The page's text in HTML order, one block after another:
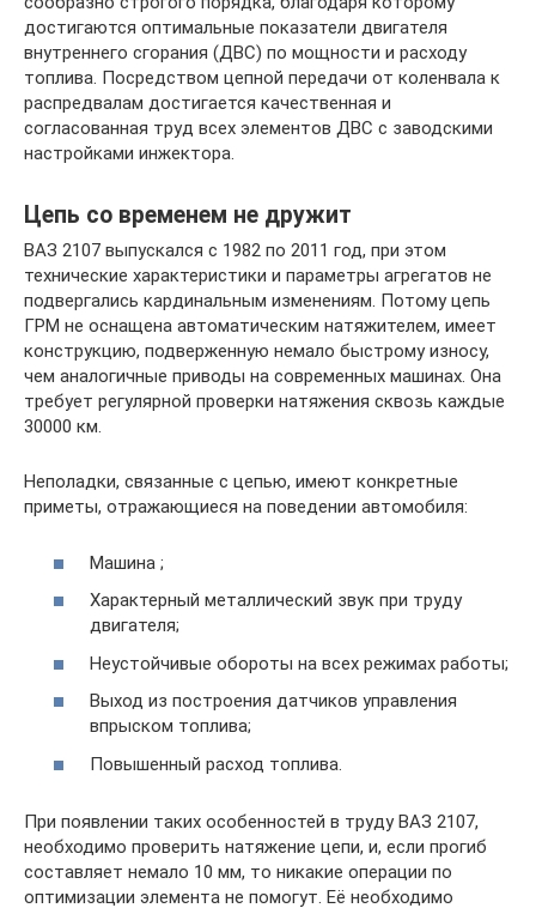
достигаются оптимальные показатели двигателя
внутреннего сгорания (ДВС) по мощности и расходу
топлива. Посредством цепной передачи от коленвала к
распредвалам достигается качественная и
согласованная труд всех элементов ДВС с заводскими
настройками инжектора.
Цепь со временем не дружит
ВАЗ 2107 выпускался с 1982 по 2011 год, при этом
технические характеристики и параметры агрегатов не
подвергались кардинальным изменениям. Потому цепь
ГРМ не оснащена автоматическим натяжителем, имеет
конструкцию, подверженную немало быстрому износу,
чем аналогичные приводы на современных машинах. Она
требует регулярной проверки натяжения сквозь каждые
30000 км.
Неполадки, связанные с цепью, имеют конкретные
приметы, отражающиеся на поведении автомобиля:
Машина ;
Характерный металлический звук при труду
двигателя;
Неустойчивые обороты на всех режимах работы;
Выход из построения датчиков управления
впрыском топлива;
Повышенный расход топлива.
При появлении таких особенностей в труду ВАЗ 2107,
необходимо проверить натяжение цепи, и, если прогиб
составляет немало 10 мм, то никакие операции по
оптимизации элемента не помогут. Её необходимо